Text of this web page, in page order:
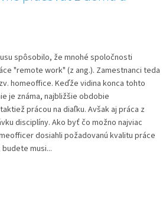
spôsobilo, že mnohé spoločnosti
"remote work" (z ang.). Zamestnanci teda
homeoffice. Keďže vidina konca tohto
je známa, najbližšie obdobie
prácou na diaľku. Avšak aj práca z
disciplíny. Ako byť čo možno najviac
dosiahli požadovanú kvalitu práce
musi...